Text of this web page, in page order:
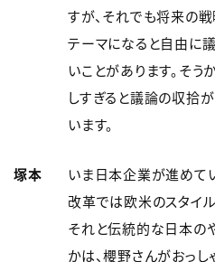
すが、それでも将来の
テーマになると自由に
いことがあります。そう
しすぎると議論の収拾
います。
塚本
いま日本企業が進めて
改革では欧米のスタイ
それと伝統的な日本の
かは、櫻野さんがおっし